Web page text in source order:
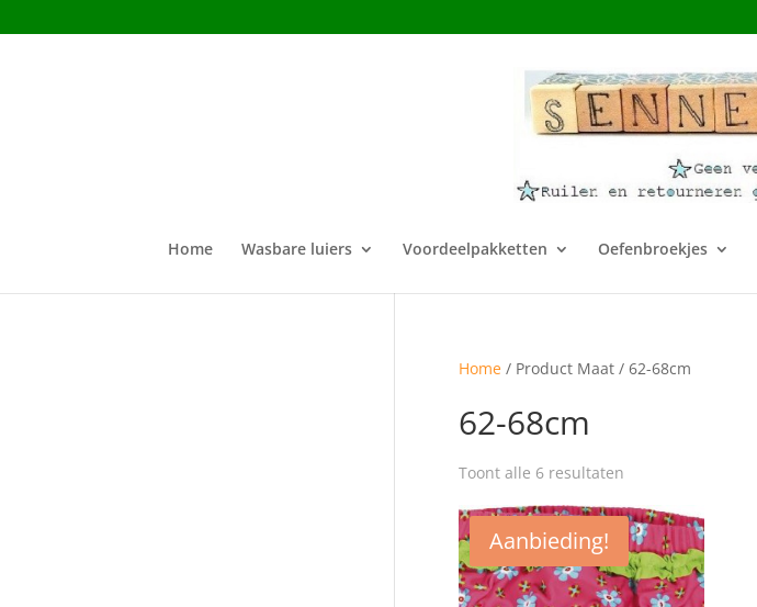
Home Wasbare luiers Voordeelpakketten Oefenbroekjes
Home/ Product Maat / 62-68cm
62-68cm
Toont alle 6 resultaten
Aanbieding!